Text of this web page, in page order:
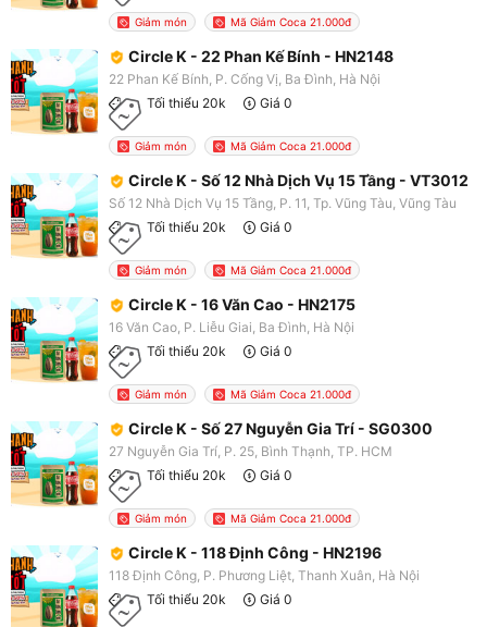
Giảm món Mã Giảm Coca 21.000đ
Circle K - 22 Phan Kế Bính - HN2148
22 Phan Kế Bính, P. Cống Vị, Ba Đình, Hà Nội
Tối thiểu 20k
Giá 0
Giảm món Mã Giảm Coca 21.000đ
Circle K - Số 12 Nhà Dịch Vụ 15 Tầng - VT3012
Số 12 Nhà Dịch Vụ 15 Tầng, P. 11, Tp. Vũng Tàu, Vũng Tàu
Tối thiểu 20k
Giá 0
Giảm món Mã Giảm Coca 21.000đ
Circle K - 16 Văn Cao - HN2175
16 Văn Cao, P. Liễu Giai, Ba Đình, Hà Nội
Tối thiểu 20k
Giá 0
Giảm món Mã Giảm Coca 21.000đ
Circle K - Số 27 Nguyễn Gia Trí - SG0300
27 Nguyễn Gia Trí, P. 25, Bình Thạnh, TP. HCM
Tối thiểu 20k
Giá 0
Giảm món Mã Giảm Coca 21.000đ
Circle K - 118 Định Công - HN2196
118 Định Công, P. Phương Liệt, Thanh Xuân, Hà Nội
Tối thiểu 20k
Giá 0